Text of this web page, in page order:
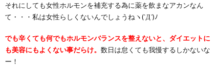
それにしても女性ホルモンを補充する為に薬を飲まなアカンなん
て・・・私は女性らしくないんでしょうねヽ(`Д´)ﾉ
でも辛くても何でもホルモンバランスを整えないと、ダイエットに
も美容にもよくない事だらけ。 数日は怠くても我慢するしかないな
ー！